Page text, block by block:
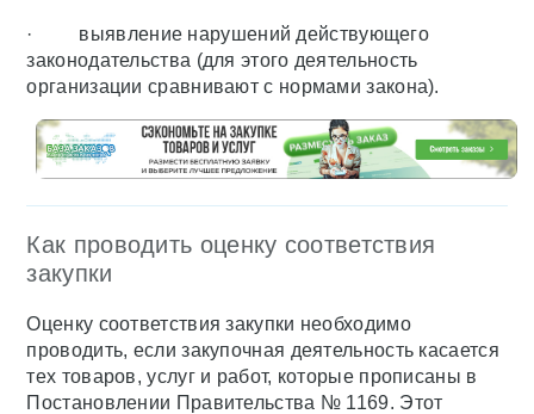
· выявление нарушений действующего
законодательства (для этого деятельность
организации сравнивают с нормами закона).
Как проводить оценку соответствия
закупки
Оценку соответствия закупки необходимо
проводить, если закупочная деятельность касается
тех товаров, услуг и работ, которые прописаны в
Постановлении Правительства № 1169. Этот